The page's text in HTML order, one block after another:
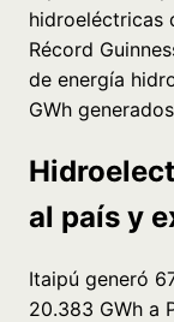
hidroeléctricas
Récord
de energía
GWh
al país y
Itaipú generó
20.383 GWh a